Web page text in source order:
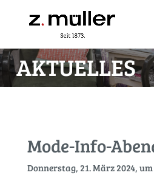
Navigation
AKTUELLES
Mode-Info-
Donnerstag, 21. März 2024,